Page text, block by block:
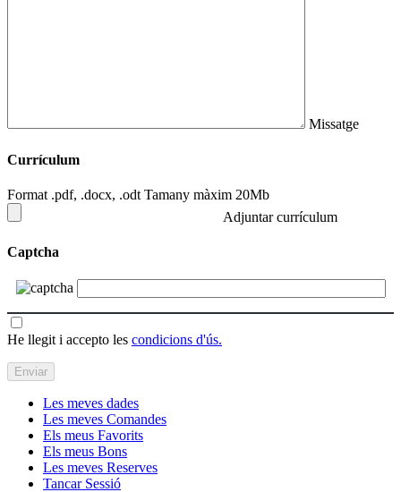
Missatge
Currículum
Format .pdf, .docx, .odt Tamany màxim 20Mb
Adjuntar currículum
Captcha
He llegit i accepto les condicions d'ús.
Les meves dades
Les meves Comandes
Els meus Favorits
Els meus Bons
Les meves Reserves
Tancar Sessió